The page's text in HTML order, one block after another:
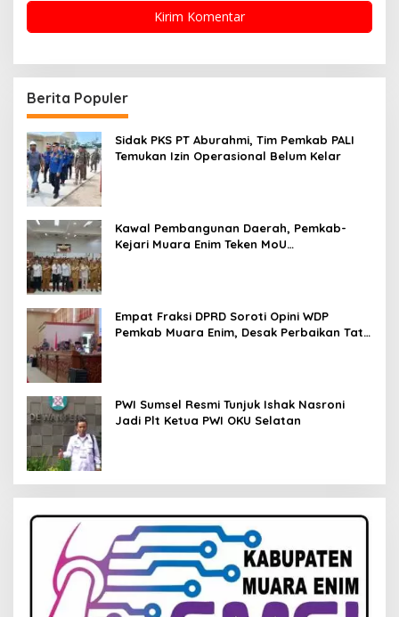
Berita Populer
Sidak PKS PT Aburahmi, Tim Pemkab PALI
Temukan Izin Operasional Belum Kelar
Kawal Pembangunan Daerah, Pemkab-
Kejari Muara Enim Teken MoU
Empat Fraksi DPRD Soroti Opini WDP
Pemkab Muara Enim, Desak Perbaikan Tata
PWI Sumsel Resmi Tunjuk Ishak Nasroni
Jadi Plt Ketua PWI OKU Selatan